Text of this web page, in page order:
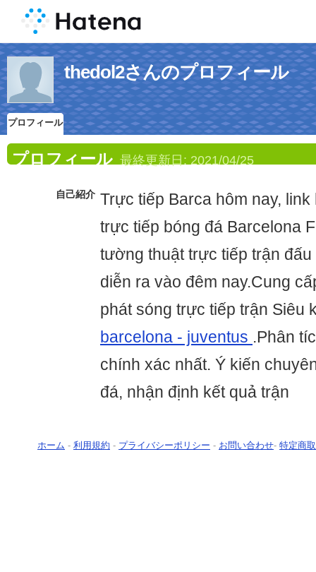
thedol2さんのプロフィール
プロフィール
プロフィール 最終更新日: 2021/04/25
自己紹介 Trực tiếp Barca hôm nay,
trực tiếp bóng đá Barcelona
tường thuật trực tiếp trận
diễn ra vào đêm nay.Cung
phát sóng trực tiếp trận Siêu
barcelona - juventus .Phân
chính xác nhất. Ý kiến
đá, nhận định kết quả trận
ホーム - 利用規約 - プライバシーポリシー - お問い合わせ- 特定商